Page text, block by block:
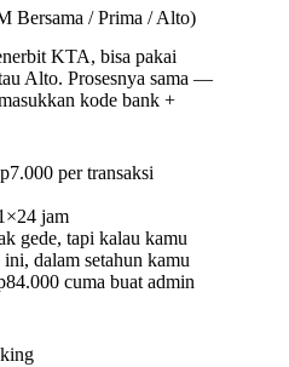
Bersama / Prima / Alto)
KTA, bisa pakai
Alto. Prosesnya sama —
kode bank +
per transaksi
jam
gede, tapi kalau kamu
dalam setahun kamu
cuma buat admin